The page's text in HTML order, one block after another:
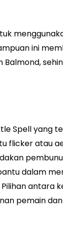
ini
Spell yang
flicker atau
dalam
antara
pemain